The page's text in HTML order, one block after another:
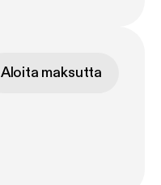
Aloita maksutta